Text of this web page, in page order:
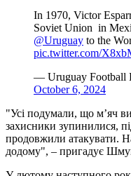
In 1970, Victor
Soviet Union ️ in
@Uruguay to the
pic.twitter.com/
— Uruguay Football
October 6, 2024
"Усі подумали, що м’яч
захисники зупинилися,
продовжили атакувати.
додому", – пригадує